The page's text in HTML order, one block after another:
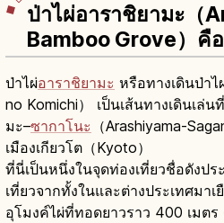
ป่าไผ่อาราชิยามะ（
Bamboo Grove）คื
ป่าไผ่อาราชิยามะ หรือทางเดินป่า
no Komichi） เป็นเส้นทางเดินเล่
มะ–ซากาโนะ （Arashiyama-
เมืองเกียวโต（Kyoto）
ที่นี่เป็นหนึ่งในจุดท่องเที่ยวชื่อดังปร
เที่ยวจากทั้งในและต่างประเทศมา
อุโมงค์ไผ่ที่ทอดยาวราว 400 เมต